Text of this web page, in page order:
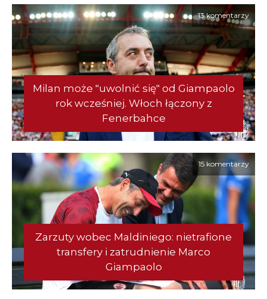
13 komentarzy
Milan może "uwolnić się" od Giampaolo
rok wcześniej. Włoch łączony z
Fenerbahce
15 komentarzy
Zarzuty wobec Maldiniego: nietrafione
transfery i zatrudnienie Marco
Giampaolo